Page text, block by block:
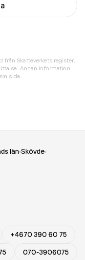
från Skatteverkets register,
Annan information
sida.
län Skövde
+4670 390 60 75
070-3906075